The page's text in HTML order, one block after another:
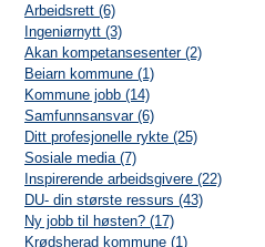
Arbeidsrett (6)
Ingeniørnytt (3)
Akan kompetansesenter (2)
Beiarn kommune (1)
Kommune jobb (14)
Samfunnsansvar (6)
Ditt profesjonelle rykte (25)
Sosiale media (7)
Inspirerende arbeidsgivere (22)
DU- din største ressurs (43)
Ny jobb til høsten? (17)
Krødsherad kommune (1)